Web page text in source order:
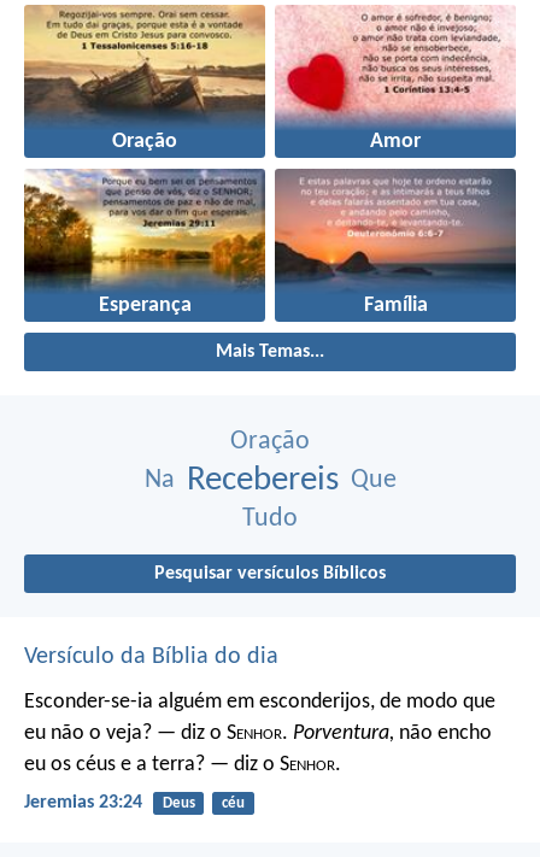
Oração Amor
Esperança Família
Mais Temas...
Oração
Na Recebereis Que
Tudo
Pesquisar versículos Bíblicos
Versículo da Bíblia do dia
Esconder-se-ia alguém em esconderijos, de modo que
eu não o veja? — diz o Senhor. Porventura, não encho
eu os céus e a terra? — diz o Senhor.
Jeremias 23:24 Deus céu